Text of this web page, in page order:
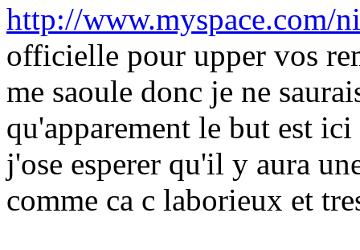
http://www.myspace.com/
officielle pour upper vos
me saoule donc je ne
qu'apparement le but est
j'ose esperer qu'il y aura
comme ca c laborieux et